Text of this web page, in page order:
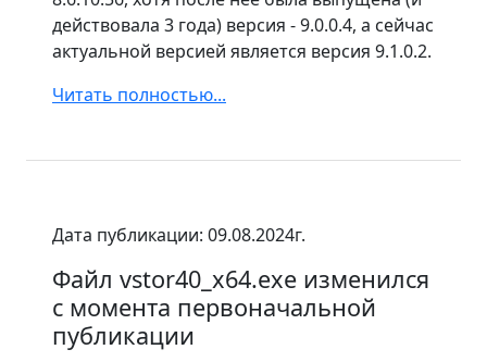
действовала 3 года) версия - 9.0.0.4, а сейчас
актуальной версией является версия 9.1.0.2.
Читать полностью...
Дата публикации: 09.08.2024г.
Файл vstor40_x64.exe изменился
с момента первоначальной
публикации